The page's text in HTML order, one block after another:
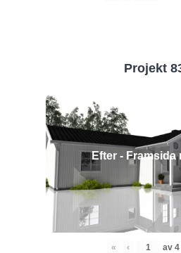
Projekt
Efter - Framsida
« ‹ av 4